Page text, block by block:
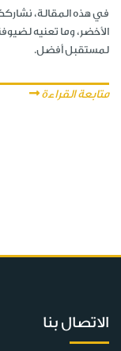
في هذه المقالة،
الأخضر، وما تعنيه
لمستقبل أفضل.
متابعة القراءة
الاتصال بنا